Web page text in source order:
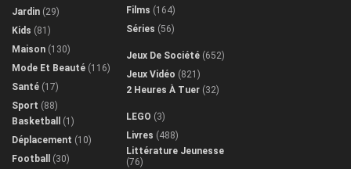
Jardin (29)
Kids (81)
Maison (130)
Mode Et Beauté (116)
Santé (17)
Sport (88)
Basketball
(1)
Déplacement (10)
Football
(30)
Films (164)
Séries (56)
Jeux De Société (652)
Jeux Vidéo (821)
2 Heures À Tuer (32)
LEGO (3)
Livres (488)
Littérature Jeunesse
(76)